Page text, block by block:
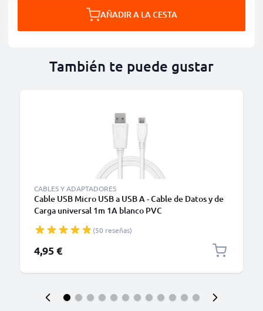
AÑADIR A LA CESTA
También te puede gustar
CABLES Y ADAPTADORES
Cable USB Micro USB a USB A - Cable de Datos y de
Carga universal 1m 1A blanco PVC
(50 reseñas)
4,95 €